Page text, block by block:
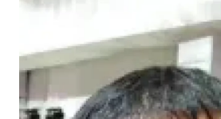
INDEKS
BERITA